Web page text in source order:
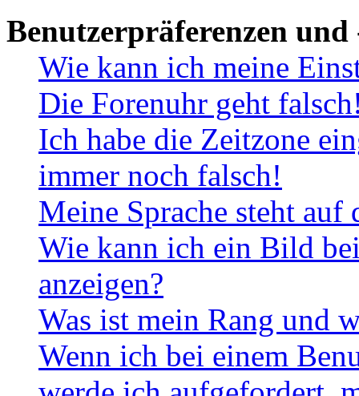
Benutzerpräferenzen und
Wie kann ich meine
Die Forenuhr geht
Ich habe die Zeitzone
immer noch falsch!
Meine Sprache steht
Wie kann ich ein Bild
anzeigen?
Was ist mein Rang und
Wenn ich bei einem